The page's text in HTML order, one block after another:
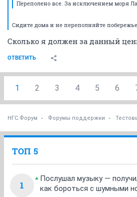
Переполено все. За исключением моря
Сидите дома и не переполняйте побережье.
Сколько я должен за данный
ОТВЕТИТЬ
1 2 3 4 5 6
НГС.Форум Форумы поддержки
ТОП 5
1
Послушал музыку —
как бороться с шумными